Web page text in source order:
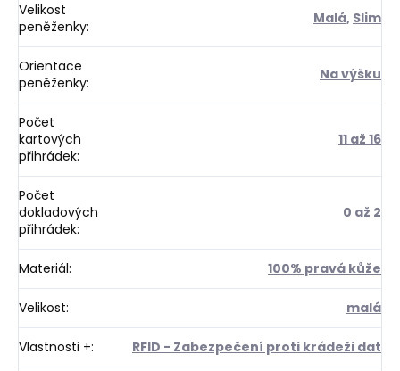
Velikost
peněženky: Malá, Slim
Orientace
peněženky: Na výšku
Počet
kartových
přihrádek:
11 až 16
Počet
dokladových
přihrádek:
0 až 2
Materiál: 100% pravá kůže
Velikost: malá
Vlastnosti +: RFID - Zabezpečení proti krádeži dat